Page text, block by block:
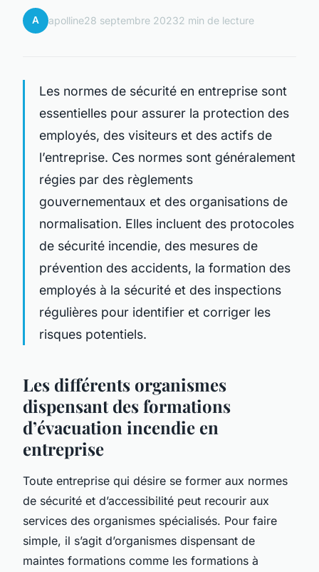
A apolline28 septembre 20232 min de lecture
Les normes de sécurité en entreprise sont
essentielles pour assurer la protection des
employés, des visiteurs et des actifs de
l’entreprise. Ces normes sont généralement
régies par des règlements
gouvernementaux et des organisations de
normalisation. Elles incluent des protocoles
de sécurité incendie, des mesures de
prévention des accidents, la formation des
employés à la sécurité et des inspections
régulières pour identifier et corriger les
risques potentiels.
Les différents organismes
dispensant des formations
d’évacuation incendie en
entreprise
Toute entreprise qui désire se former aux normes
de sécurité et d’accessibilité peut recourir aux
services des organismes spécialisés. Pour faire
simple, il s’agit d’organismes dispensant de
maintes formations comme les formations à